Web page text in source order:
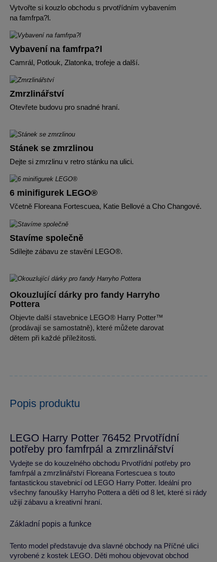
Vytvořte si kouzlo obchodu s prvotřídním vybavením
na famfrpa?l.
Vybavení na famfrpa?l
Camrál, Potlouk, Zlatonka, trofeje a další.
Zmrzlinářství
Otevřete budovu pro snadné hraní.
Stánek se zmrzlinou
Dejte si zmrzlinu v retro stánku na ulici.
6 minifigurek LEGO®
Včetně Floreana Fortescuea, Katie Bellové a Cho Changové.
Stavíme společně
Sdílejte zábavu ze stavění LEGO®.
Okouzlující dárky pro fandy Harryho
Pottera
Objevte další stavebnice LEGO® Harry Potter™
(prodávají se samostatně), které můžete darovat
dětem při každé příležitosti.
Popis produktu
LEGO Harry Potter 76452 Prvotřídní
potřeby pro famfrpál a zmrzlinářství
Vydejte se do kouzelného obchodu Prvotřídní potřeby pro
famfrpál a zmrzlinářství Floreana Fortescuea s touto
fantastickou stavebnicí od LEGO Harry Potter. Ideální pro
všechny fanoušky Harryho Pottera a děti od 8 let, které si rády
užijí zábavu a kreativní hraní.
Základní popis a funkce
Tento model představuje dva slavné obchody na Příčné ulici
vyrobené z kostek LEGO. Děti mohou objevovat obchod